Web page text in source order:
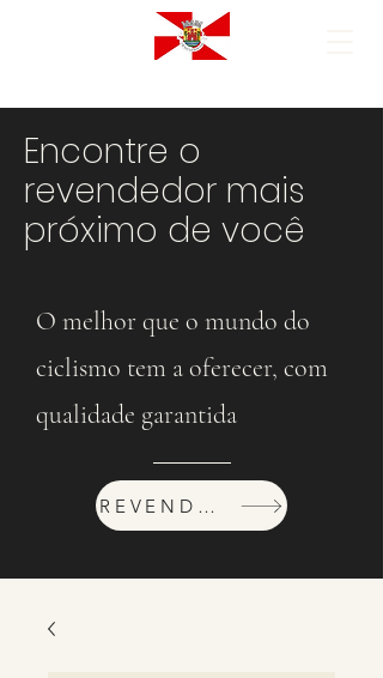
Encontre o
revendedor mais
próximo de você
O melhor que o mundo do
ciclismo tem a oferecer, com
qualidade garantida
REVENDEDORES